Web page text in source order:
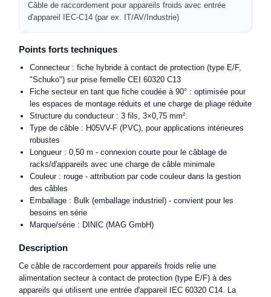
Câble de raccordement pour appareils froids avec entrée
d'appareil IEC-C14 (par ex. IT/AV/Industrie)
Points forts techniques
Connecteur : fiche hybride à contact de protection (type E/F,
"Schuko") sur prise femelle CEI 60320 C13
Fiche secteur en tant que fiche coudée à 90° : optimisée pour
les espaces de montage réduits et une charge de pliage réduite
Structure du conducteur : 3 fils, 3×0,75 mm².
Type de câble : H05VV-F (PVC), pour applications intérieures
robustes
Longueur : 0,50 m - connexion courte pour le câblage de
racks/d'appareils avec une charge de câble minimale
Couleur : rouge - attribution par code couleur dans la gestion
des câbles
Emballage : Bulk (emballage industriel) - convient pour les
besoins en série
Marque/série : DINIC (MAG GmbH)
Description
Ce câble de raccordement pour appareils froids relie une
alimentation secteur à contact de protection (type E/F) à des
appareils qui utilisent une entrée d'appareil IEC 60320 C14. La